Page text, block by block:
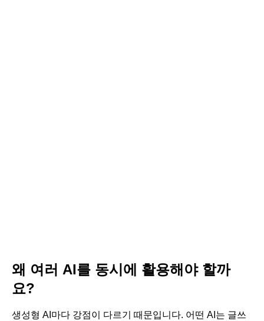
왜 여러 AI를 동시에 활용해야 할까
요?
생성형 AI마다 강점이 다르기 때문입니다. 어떤 AI는 글쓰